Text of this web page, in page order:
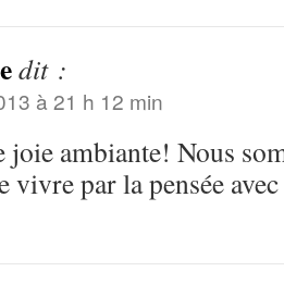
dit :
à 21 h 12 min
joie ambiante! Nous
vivre par la pensée